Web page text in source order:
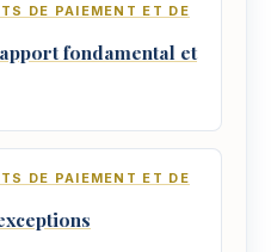
DE PAIEMENT ET DE
fondamental et
DE PAIEMENT ET DE